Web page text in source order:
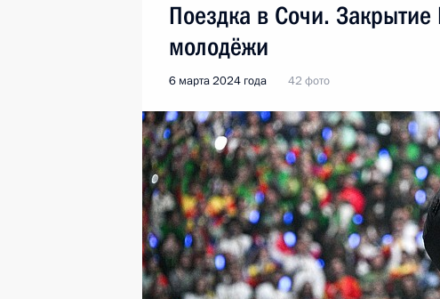
Поездка в Сочи.
молодёжи
6 марта 2024 года 42 фото